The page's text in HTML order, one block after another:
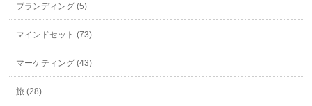
ブランディング (5)
マインドセット (73)
マーケティング (43)
旅 (28)